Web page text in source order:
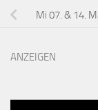
Mi 07. & 14.
ANZEIGEN